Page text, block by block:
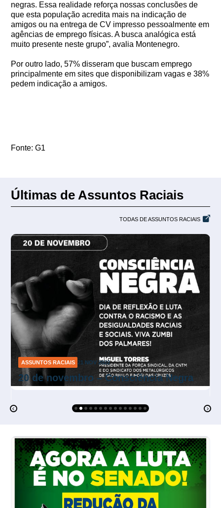
negras. Essa realidade reforça nossas conclusões de
que esta população acredita mais na indicação de
amigos ou na entrega de CV impresso pessoalmente em
agências de emprego físicas. A busca analógica está
muito presente neste grupo”, avalia Montenegro.
Por outro lado, 57% disseram que buscam emprego
principalmente em sites que disponibilizam vagas e 38%
pedem indicação a amigos.
Fonte: G1
Últimas de Assuntos Raciais
TODAS DE ASSUNTOS RACIAIS
21 NOV 2022
– Consciência Negra
ASSUNTOS RACIAIS
Participe da
Mulher Negra e